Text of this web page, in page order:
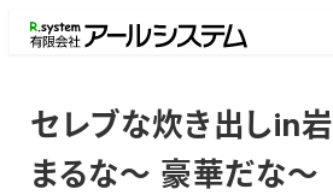
セレブな炊き出しin
まるな～ 豪華だな～